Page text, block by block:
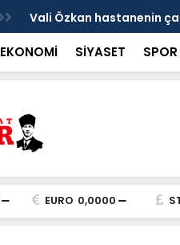
Vali Özkan hastanenin
EKONOMİ SİYASET SPOR
EURO 0,0000